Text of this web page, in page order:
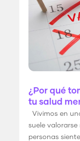
¿Por qué
tu salud
Vivimos en
suele valorarse
personas